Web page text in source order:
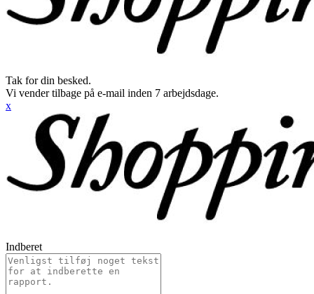
Tak for din besked.
Vi vender tilbage på e-mail inden 7 arbejdsdage.
x
Indberet